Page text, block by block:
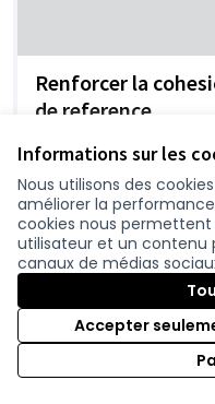
Informations sur les
Nous utilisons des
améliorer la
cookies nous
utilisateur et un contenu
canaux de médias
Accepter
Renforcer la
de reference
Contournement